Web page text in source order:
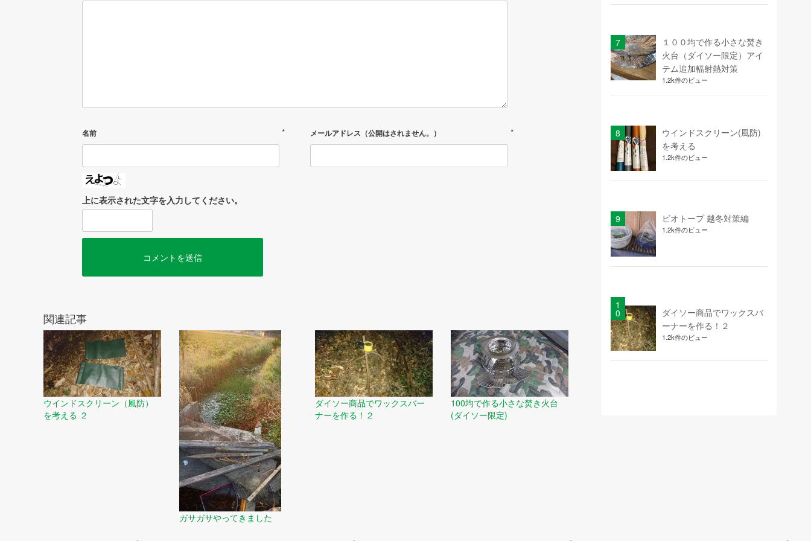
名前 * メールアドレス（公開はされません。） *
上に表示された文字を入力してください。
関連記事
ウインドスクリーン（風防）
を考える ２
ガサガサやってきました
ダイソー商品でワックスバー
ナーを作る！２
100均で作る小さな焚き火台
(ダイソー限定)
１００均で作る小さな焚き
火台（ダイソー限定）アイ
テム追加輻射熱対策
1.2k件のビュー
ウインドスクリーン(風防)
を考える
1.2k件のビュー
ビオトープ 越冬対策編
1.2k件のビュー
ダイソー商品でワックスバ
ーナーを作る！２
1.2k件のビュー